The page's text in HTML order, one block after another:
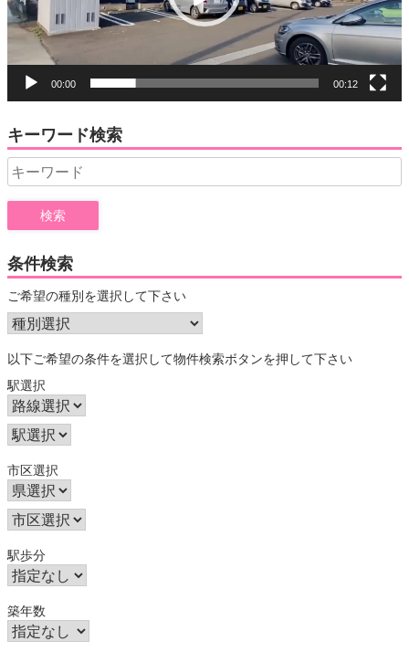
ー
00:00 00:12
キーワード検索
Search
for:
条件検索
ご希望の種別を選択して下さい
以下ご希望の条件を選択して物件検索ボタンを押して下さい
駅選択
市区選択
駅歩分
築年数